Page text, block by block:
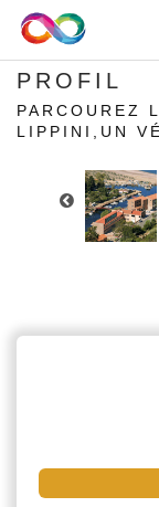
PROFIL
PARCOUREZ
LIPPINI,UN